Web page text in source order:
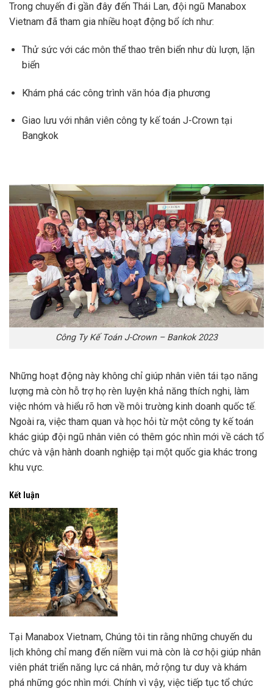
Trong chuyến đi gần đây đến Thái Lan, đội ngũ Manabox
Vietnam đã tham gia nhiều hoạt động bổ ích như:
Thử sức với các môn thể thao trên biển như dù lượn, lặn
biển
Khám phá các công trình văn hóa địa phương
Giao lưu với nhân viên công ty kế toán J-Crown tại
Bangkok
Công Ty Kế Toán J-Crown – Bankok 2023
Những hoạt động này không chỉ giúp nhân viên tái tạo năng
lượng mà còn hỗ trợ họ rèn luyện khả năng thích nghi, làm
việc nhóm và hiểu rõ hơn về môi trường kinh doanh quốc tế.
Ngoài ra, việc tham quan và học hỏi từ một công ty kế toán
khác giúp đội ngũ nhân viên có thêm góc nhìn mới về cách tổ
chức và vận hành doanh nghiệp tại một quốc gia khác trong
khu vực.
Kết luận
Tại Manabox Vietnam, Chúng tôi tin rằng những chuyến du
lịch không chỉ mang đến niềm vui mà còn là cơ hội giúp nhân
viên phát triển năng lực cá nhân, mở rộng tư duy và khám
phá những góc nhìn mới. Chính vì vậy, việc tiếp tục tổ chức